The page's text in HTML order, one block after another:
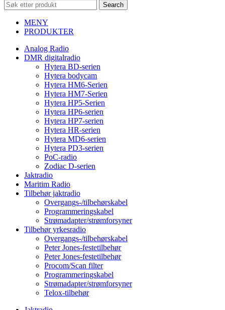
Search
MENY
PRODUKTER
Analog Radio
DMR digitalradio
Hytera BD-serien
Hytera bodycam
Hytera HM6-Serien
Hytera HM7-Serien
Hytera HP5-Serien
Hytera HP6-serien
Hytera HP7-serien
Hytera HR-serien
Hytera MD6-serien
Hytera PD3-serien
PoC-radio
Zodiac D-serien
Jaktradio
Maritim Radio
Tilbehør jaktradio
Overgangs-/tilbehørskabel
Programmeringskabel
Strømadapter/strømforsyner
Tilbehør yrkesradio
Overgangs-/tilbehørskabel
Peter Jones-festetilbehør
Peter Jones-festetilbehør
Procom/Scan filter
Programmeringskabel
Strømadapter/strømforsyner
Telox-tilbehør